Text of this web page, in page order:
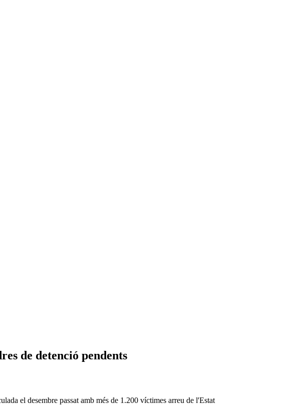
de detenció pendents
el desembre passat amb més de 1.200 víctimes arreu de l'Estat